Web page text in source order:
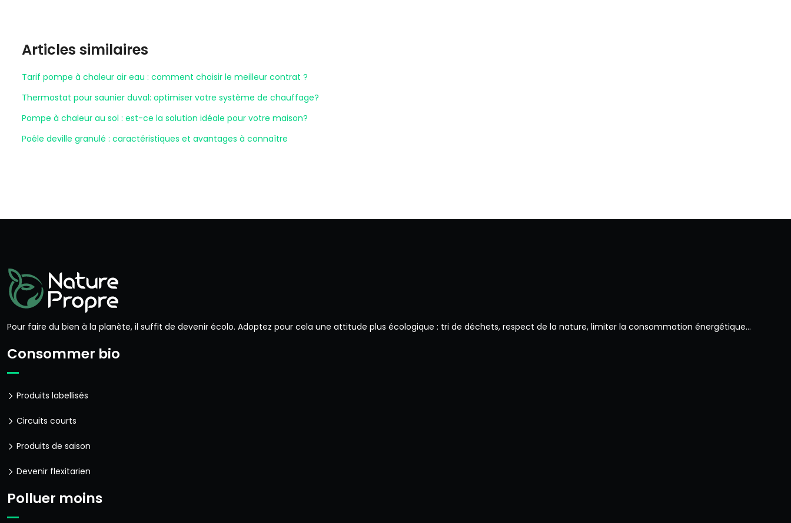
Articles similaires
Tarif pompe à chaleur air eau : comment choisir le meilleur contrat ?
Thermostat pour saunier duval: optimiser votre système de chauffage?
Pompe à chaleur au sol : est-ce la solution idéale pour votre maison?
Poêle deville granulé : caractéristiques et avantages à connaître
Pour faire du bien à la planète, il suffit de devenir écolo. Adoptez pour cela une attitude plus écologique : tri de déchets, respect de la nature, limiter la consommation énergétique…
Consommer bio
Produits labellisés
Circuits courts
Produits de saison
Devenir flexitarien
Polluer moins